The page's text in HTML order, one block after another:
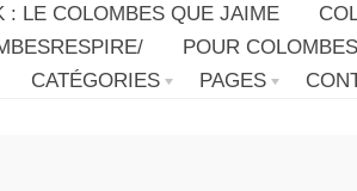
: LE COLOMBES QUE JAIME
POUR
CATÉGORIES PAGES